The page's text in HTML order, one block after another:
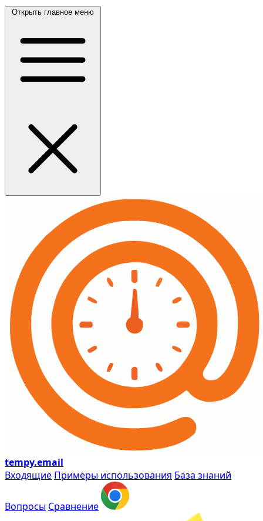
Открыть главное меню
tempy.email
Входящие Примеры использования База знаний
Вопросы Сравнение